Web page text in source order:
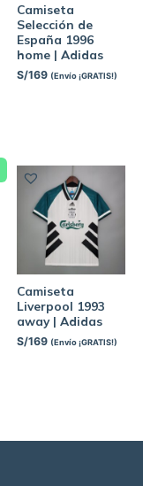
Camiseta
Selección de
España 1996
home | Adidas
S/169 (Envío ¡GRATIS!)
Camiseta
Liverpool 1993
away | Adidas
S/169 (Envío ¡GRATIS!)